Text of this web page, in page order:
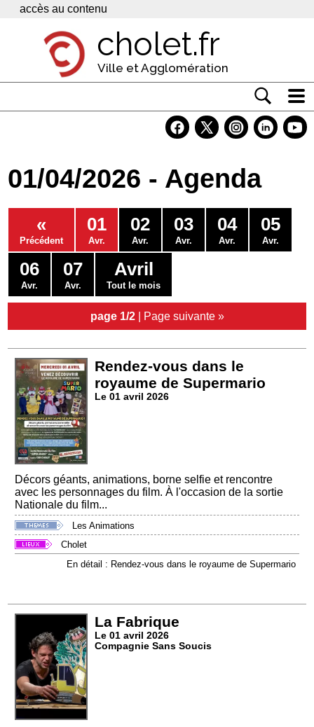
Panneau de gestion des cookies
accès au contenu
cholet.fr
Ville et Agglomération
Economie
Services
Contacts
01/04/2026 - Agenda
«
Précédent
01
Avr.
02
Avr.
03
Avr.
04
Avr.
05
Avr.
06
Avr.
07
Avr.
Avril
Tout le mois
page 1/2| Page suivante »
Rendez-vous dans le
royaume de Supermario
Le 01 avril 2026
Décors géants, animations, borne selfie et rencontre
avec les personnages du film. À l'occasion de la sortie
Nationale du film...
Les Animations
Cholet
En détail : Rendez-vous dans le royaume de Supermario
La Fabrique
Le 01 avril 2026
Compagnie Sans Soucis